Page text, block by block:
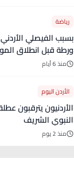
رياضة
ورطة قبل انطلاق
منذ 6 أيام
الأردن اليوم
الأردنيون يترقبون
النبوي الشريف
منذ 2 يوم